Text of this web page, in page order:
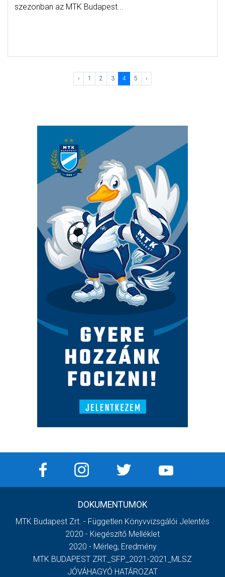
szezonban az MTK Budapest...
‹ 1 2 3 4 5 ›
DOKUMENTUMOK
MTK Budapest Zrt. - Független Könyvvizsgálói Jelentés
2020 - Kiegészítő Melléklet
2020 - Mérleg, Eredmény
MTK BUDAPEST ZRT._SFP_2021-2021_MLSZ
JÓVÁHAGYÓ HATÁROZAT